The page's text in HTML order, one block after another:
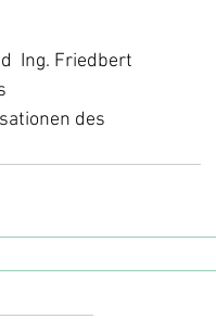
Ing. Friedbert
des